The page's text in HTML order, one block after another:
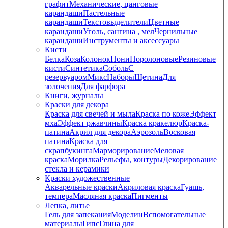
графитМеханические, цанговые
карандашиПастельные
карандашиТекстовыделителиЦветные
карандашиУголь, сангина , мелЧернильные
карандашиИнструменты и аксессуары
Кисти
БелкаКозаКолонокПониПоролоновыеРезиновые
кистиСинтетикаСобольС
резервуаромМиксНаборыЩетинаДля
золоченияДля фарфора
Книги, журналы
Краски для декора
Краска для свечей и мылаКраска по кожеЭффект
мхаЭффект ржавчиныКраска кракелюрКраска-
патинаАкрил для декораАэрозольВосковая
патинаКраска для
скрапбукингаМарморированиеМеловая
краскаМорилкаРельефы, контурыДекорирование
стекла и керамики
Краски художественные
Акварельные краскиАкриловая краскаГуашь,
темпераМасляная краскаПигменты
Лепка, литье
Гель для запеканияМоделинВспомогательные
материалыГипсГлина для